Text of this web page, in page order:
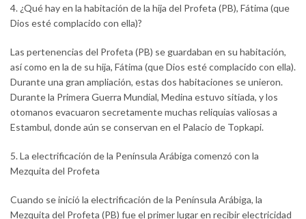
4. ¿Qué hay en la habitación de la hija del Profeta (PB), Fátima (que
Dios esté complacido con ella)?
Las pertenencias del Profeta (PB) se guardaban en su habitación,
así como en la de su hija, Fátima (que Dios esté complacido con ella).
Durante una gran ampliación, estas dos habitaciones se unieron.
Durante la Primera Guerra Mundial, Medina estuvo sitiada, y los
otomanos evacuaron secretamente muchas reliquias valiosas a
Estambul, donde aún se conservan en el Palacio de Topkapi.
5. La electrificación de la Península Arábiga comenzó con la
Mezquita del Profeta
Cuando se inició la electrificación de la Península Arábiga, la
Mezquita del Profeta (PB) fue el primer lugar en recibir electricidad